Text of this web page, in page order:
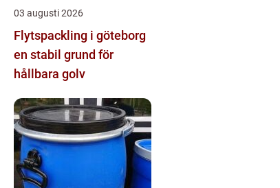
03 augusti 2026
Flytspackling i göteborg
en stabil grund för
hållbara golv